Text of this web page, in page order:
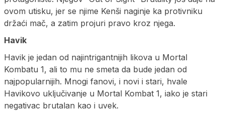
ovom utisku, jer se njime Kenši naginje ka protivniku
držaći mač, a zatim projuri pravo kroz njega.
Havik
Havik je jedan od najintrigantnijih likova u Mortal
Kombatu 1, ali to mu ne smeta da bude jedan od
najpopularnijih. Mnogi fanovi, i novi i stari, hvale
Havikovo uključivanje u Mortal Kombat 1, iako je stari
negativac brutalan kao i uvek.